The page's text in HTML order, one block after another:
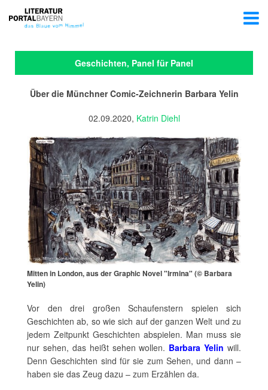
Geschichten, Panel für Panel
Über die Münchner Comic-Zeichnerin Barbara Yelin
02.09.2020, Katrin Diehl
Mitten in London, aus der Graphic Novel "Irmina" (© Barbara
Yelin)
Vor den drei großen Schaufenstern spielen sich
Geschichten ab, so wie sich auf der ganzen Welt und zu
jedem Zeitpunkt Geschichten abspielen. Man muss sie
nur sehen, das heißt sehen wollen. Barbara Yelin will.
Denn Geschichten sind für sie zum Sehen, und dann –
haben sie das Zeug dazu – zum Erzählen da.